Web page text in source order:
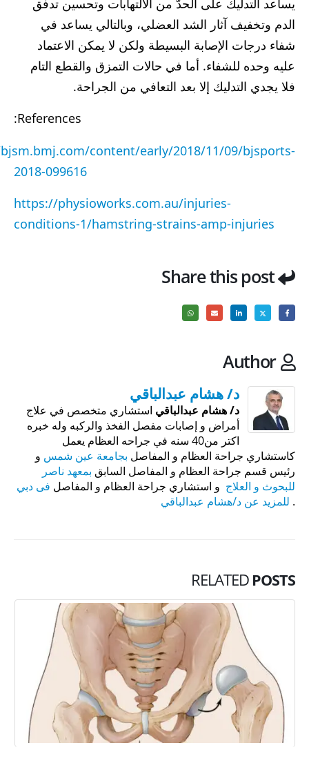
الدم وتخفيف آثار الشد العضلي، وبالتالي يساعد في
شفاء درجات الإصابة البسيطة ولكن لا يمكن الاعتماد
عليه وحده للشفاء. أما في حالات التمزق والقطع التام
فلا يجدي التدليك إلا بعد التعافي من الجراحة.
References:
content/early/2018/11/09/bjsports-
2018-099616
https://physioworks.com.au/injuries-
conditions-1/hamstring-strains-amp-injuries
Share this post
Author
د/ هشام عبدالباقي
د/ هشام عبدالباقي استشاري متخصص في علاج
أمراض و إصابات مفصل الفخذ والركبه وله خبره
اكتر من40 سنه في جراحه العظام يعمل
كاستشاري جراحة العظام و المفاصل بجامعة عين شمس و
رئيس قسم جراحة العظام و المفاصل السابق بمعهد ناصر
للبحوث و العلاج و استشاري جراحة العظام و المفاصل فى دبي
. للمزيد عن د/هشام عبدالباقي
RELATED POSTS